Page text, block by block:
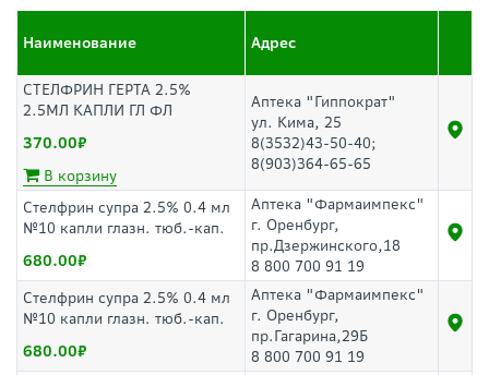
Наименование Адрес
СТЕЛФРИН ГЕРТА 2.5%
2.5МЛ КАПЛИ ГЛ ФЛ
370.00
В корзину
Аптека "Гиппократ"
ул. Кима, 25
8(3532)43-50-40;
8(903)364-65-65
Стелфрин супра 2.5% 0.4 мл
№10 капли глазн. тюб.-кап.
680.00
Аптека "Фармаимпекс"
г. Оренбург,
пр.Дзержинского,18
8 800 700 91 19
Стелфрин супра 2.5% 0.4 мл
№10 капли глазн. тюб.-кап.
680.00
Аптека "Фармаимпекс"
г. Оренбург,
пр.Гагарина,29Б
8 800 700 91 19